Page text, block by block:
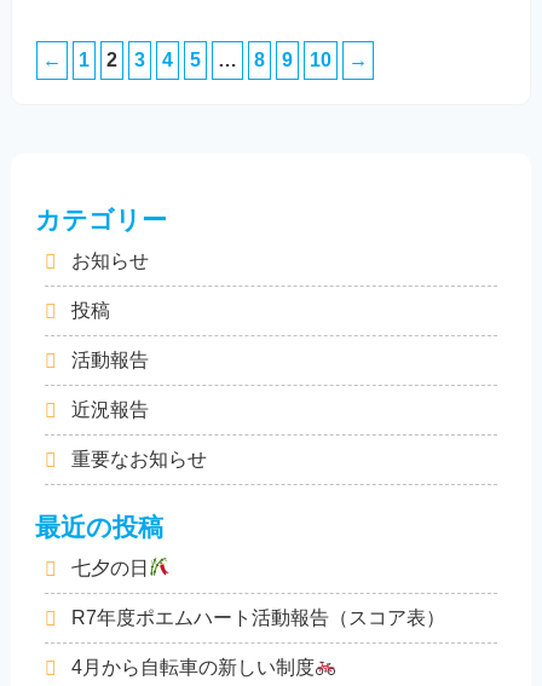
← 1 2 3 4 5 … 8 9 10 →
カテゴリー
お知らせ
投稿
活動報告
近況報告
重要なお知らせ
最近の投稿
七夕の日
R7年度ポエムハート活動報告（スコア表）
4月から自転車の新しい制度